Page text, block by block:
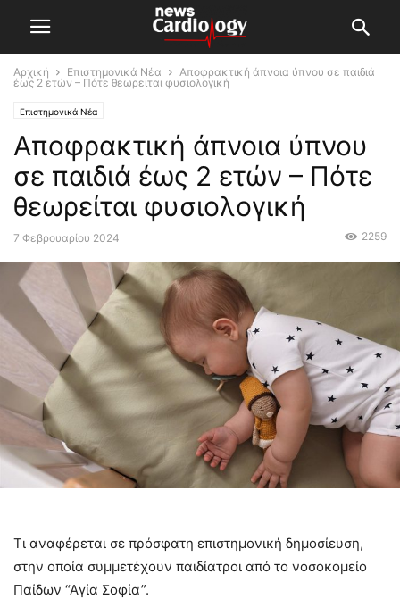
Αρχική Επιστημονικά Νέα
Αποφρακτική άπνοια ύπνου σε παιδιά
έως 2 ετών – Πότε θεωρείται φυσιολογική
Επιστημονικά Νέα
Αποφρακτική άπνοια ύπνου
σε παιδιά έως 2 ετών – Πότε
θεωρείται φυσιολογική
7 Φεβρουαρίου 2024 2259
Τι αναφέρεται σε πρόσφατη επιστημονική δημοσίευση,
στην οποία συμμετέχουν παιδίατροι από το νοσοκομείο
Παίδων “Αγία Σοφία”.